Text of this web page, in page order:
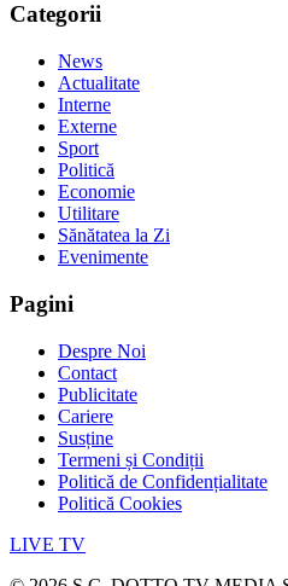
Categorii
News
Actualitate
Interne
Externe
Sport
Politică
Economie
Utilitare
Sănătatea la Zi
Evenimente
Pagini
Despre Noi
Contact
Publicitate
Cariere
Susține
Termeni și Condiții
Politică de Confidențialitate
Politică Cookies
LIVE TV